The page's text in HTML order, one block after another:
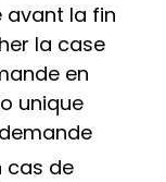
avant la fin
la case
en
unique
cas de